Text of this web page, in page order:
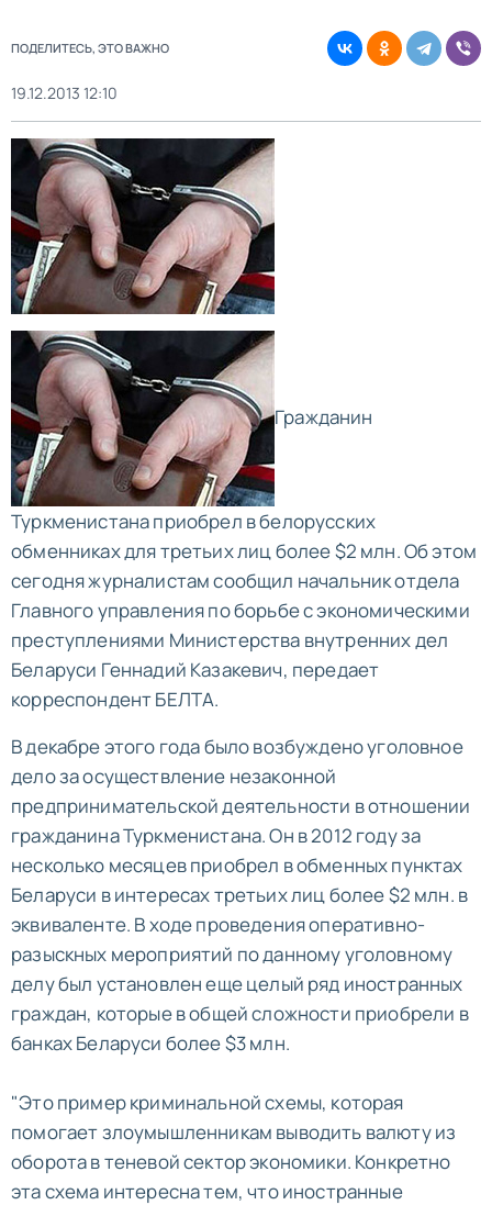
ПОДЕЛИТЕСЬ, ЭТО ВАЖНО
19.12.2013 12:10
Гражданин
Туркменистана приобрел в белорусских
обменниках для третьих лиц более $2 млн. Об этом
сегодня журналистам сообщил начальник отдела
Главного управления по борьбе с экономическими
преступлениями Министерства внутренних дел
Беларуси Геннадий Казакевич, передает
корреспондент БЕЛТА.
В декабре этого года было возбуждено уголовное
дело за осуществление незаконной
предпринимательской деятельности в отношении
гражданина Туркменистана. Он в 2012 году за
несколько месяцев приобрел в обменных пунктах
Беларуси в интересах третьих лиц более $2 млн. в
эквиваленте. В ходе проведения оперативно-
разыскных мероприятий по данному уголовному
делу был установлен еще целый ряд иностранных
граждан, которые в общей сложности приобрели в
банках Беларуси более $3 млн.
"Это пример криминальной схемы, которая
помогает злоумышленникам выводить валюту из
оборота в теневой сектор экономики. Конкретно
эта схема интересна тем, что иностранные